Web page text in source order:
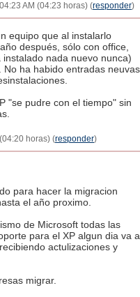
AM (04:23 horas) (responder)
equipo que al instalarlo
después, sólo con office,
nada nuevo nunca)
ha habido entradas neuvas
"se pudre con el tiempo" sin
horas) (responder)
para hacer la migracion
el año proximo.
de Microsoft todas las
para el XP algun dia va a
actulizaciones y
migrar.